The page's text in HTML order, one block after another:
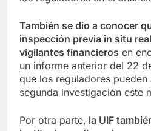
También se dio a conocer
inspección previa in situ
vigilantes financieros en
un informe anterior del 22
que los reguladores
segunda investigación este
Por otra parte, la UIF